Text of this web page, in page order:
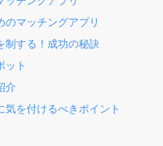
マッチングアプリ
制する！成功の秘訣
ット
介
を付けるべきポイント